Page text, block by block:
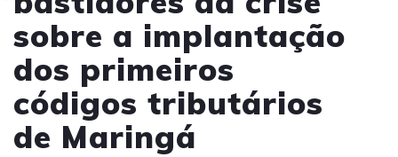
sobre a implantação
dos primeiros
códigos tributários
de Maringá